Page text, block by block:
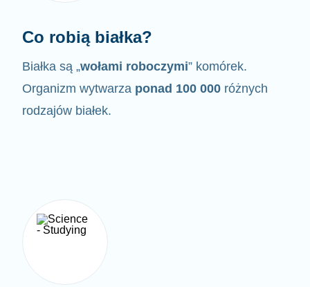
Co robią białka?
Białka są „wołami roboczymi” komórek.
Organizm wytwarza ponad 100 000 różnych
rodzajów białek.